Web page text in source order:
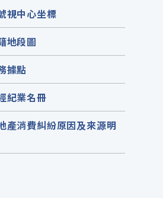
視中心坐標
地段圖
據點
紀業名冊
產消費糾紛原因及來源明